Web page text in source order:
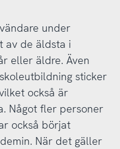
under
av de äldsta i
eller äldre. Även
sticker
också är
Något fler personer
också börjat
När det gäller